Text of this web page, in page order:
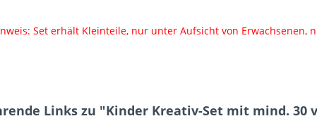
Set erhält Kleinteile, nur unter Aufsicht von Erwachsenen,
Links zu "Kinder Kreativ-Set mit mind. 30